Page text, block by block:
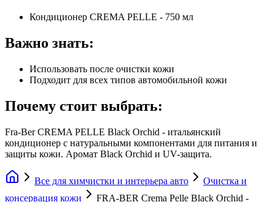
Кондиционер CREMA PELLE - 750 мл
Важно знать:
Использовать после очистки кожи
Подходит для всех типов автомобильной кожи
Почему стоит выбрать:
Fra-Ber CREMA PELLE Black Orchid - итальянский
кондиционер с натуральными компонентами для питания и
защиты кожи. Аромат Black Orchid и UV-защита.
Все для химчистки и интерьера авто
Очистка и
консервация кожи
FRA-BER Crema Pelle Black Orchid -